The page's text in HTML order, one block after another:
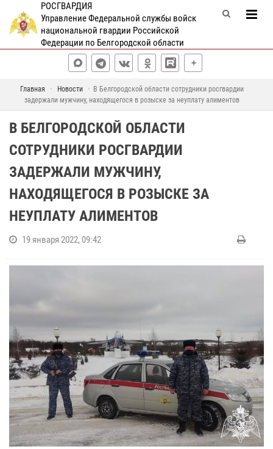
РОСГВАРДИЯ
Управление Федеральной службы войск
национальной гвардии Российской
Федерации по Белгородской области
Главная Новости
В Белгородской области сотрудники росгвардии
задержали мужчину, находящегося в розыске за неуплату алиментов
В БЕЛГОРОДСКОЙ ОБЛАСТИ
СОТРУДНИКИ РОСГВАРДИИ
ЗАДЕРЖАЛИ МУЖЧИНУ,
НАХОДЯЩЕГОСЯ В РОЗЫСКЕ ЗА
НЕУПЛАТУ АЛИМЕНТОВ
19 января 2022, 09:42